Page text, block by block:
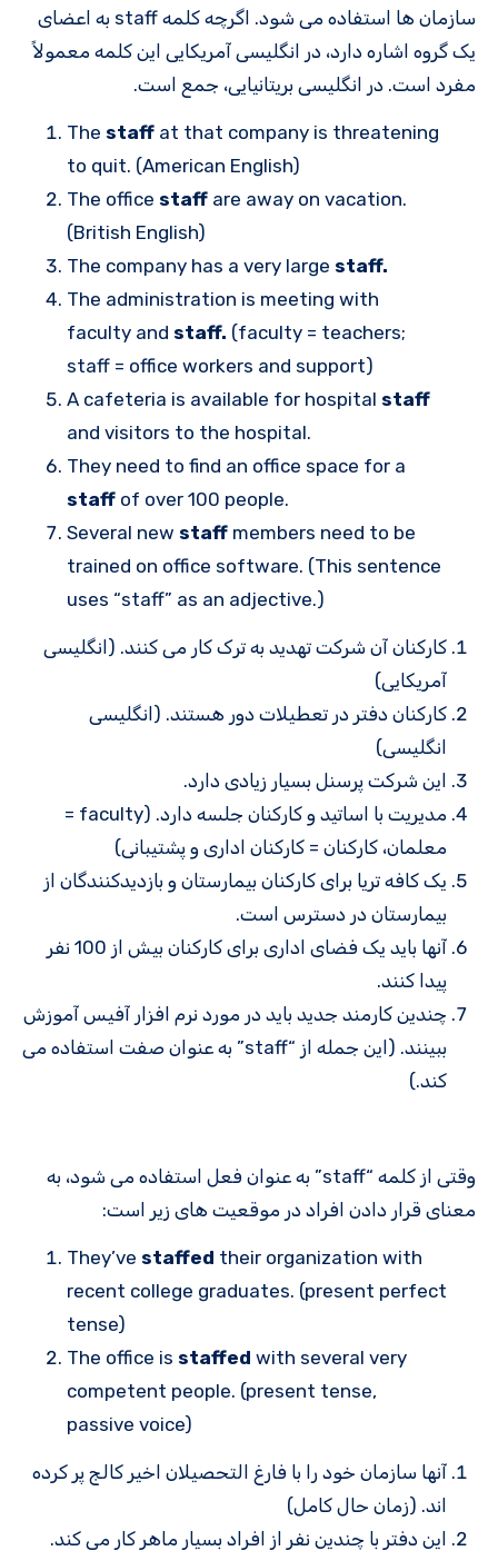
سازمان ها استفاده می شود. اگرچه کلمه staff به اعضای
یک گروه اشاره دارد، در انگلیسی آمریکایی این کلمه معمولاً
مفرد است. در انگلیسی بریتانیایی، جمع است.
The staff at that company is threatening
to quit. (American English)
The office staff are away on vacation.
(British English)
The company has a very large staff.
The administration is meeting with
faculty and staff. (faculty = teachers;
staff = office workers and support)
A cafeteria is available for hospital staff
and visitors to the hospital.
They need to find an office space for a
staff of over 100 people.
Several new staff members need to be
trained on office software. (This sentence
uses “staff” as an adjective.)
کارکنان آن شرکت تهدید به ترک کار می کنند. (انگلیسی
آمریکایی)
کارکنان دفتر در تعطیلات دور هستند. (انگلیسی
انگلیسی)
این شرکت پرسنل بسیار زیادی دارد.
مدیریت با اساتید و کارکنان جلسه دارد. (faculty =
معلمان، کارکنان = کارکنان اداری و پشتیبانی)
یک کافه تریا برای کارکنان بیمارستان و بازدیدکنندگان از
بیمارستان در دسترس است.
آنها باید یک فضای اداری برای کارکنان بیش از 100 نفر
پیدا کنند.
چندین کارمند جدید باید در مورد نرم افزار آفیس آموزش
ببینند. (این جمله از “staff” به عنوان صفت استفاده می
کند.)
وقتی از کلمه “staff” به عنوان فعل استفاده می شود، به
معنای قرار دادن افراد در موقعیت های زیر است:
They’ve staffed their organization with
recent college graduates. (present perfect
tense)
The office is staffed with several very
competent people. (present tense,
passive voice)
آنها سازمان خود را با فارغ التحصیلان اخیر کالج پر کرده
اند. (زمان حال کامل)
این دفتر با چندین نفر از افراد بسیار ماهر کار می کند.